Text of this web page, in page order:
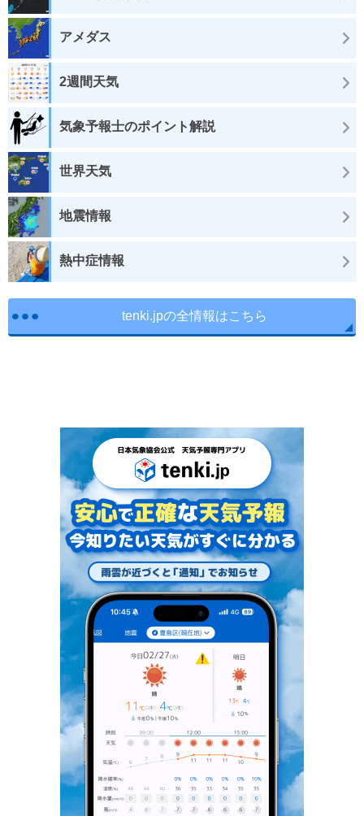
アメダス
2週間天気
気象予報士のポイント解説
世界天気
地震情報
熱中症情報
tenki.jpの全情報はこちら